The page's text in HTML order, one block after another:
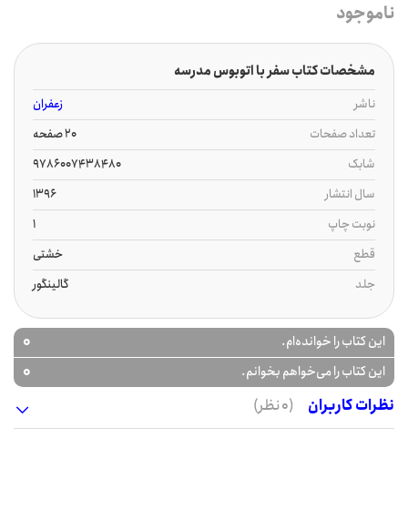
ناموجود
مشخصات کتاب سفر با اتوبوس مدرسه
ناشر
زعفران
تعداد صفحات
20 صفحه
شابک
9786007438480
سال انتشار
1396
نوبت چاپ
1
قطع
خشتی
جلد
گالینگور
این کتاب را خوانده‌ام. 0
این کتاب را می‌خواهم بخوانم.
0
نظرات کاربران
(0 نظر)